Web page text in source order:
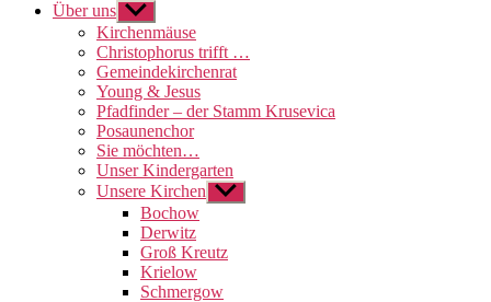
Über uns Untermenü
anzeigen
Kirchenmäuse
Christophorus trifft …
Gemeindekirchenrat
Young & Jesus
Pfadfinder – der Stamm Krusevica
Posaunenchor
Sie möchten…
Unser Kindergarten
Unsere Kirchen Untermenü
anzeigen
Bochow
Derwitz
Groß Kreutz
Krielow
Schmergow